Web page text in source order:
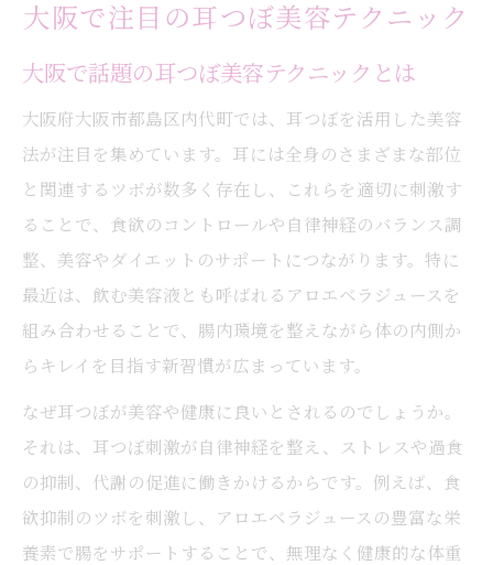
大阪で注目の耳つぼ美容テクニック
大阪で話題の耳つぼ美容テクニックとは
大阪府大阪市都島区内代町では、耳つぼを活用した美容
法が注目を集めています。耳には全身のさまざまな部位
と関連するツボが数多く存在し、これらを適切に刺激す
ることで、食欲のコントロールや自律神経のバランス調
整、美容やダイエットのサポートにつながります。特に
最近は、飲む美容液とも呼ばれるアロエベラジュースを
組み合わせることで、腸内環境を整えながら体の内側か
らキレイを目指す新習慣が広まっています。
なぜ耳つぼが美容や健康に良いとされるのでしょうか。
それは、耳つぼ刺激が自律神経を整え、ストレスや過食
の抑制、代謝の促進に働きかけるからです。例えば、食
欲抑制のツボを刺激し、アロエベラジュースの豊富な栄
養素で腸をサポートすることで、無理なく健康的な体重